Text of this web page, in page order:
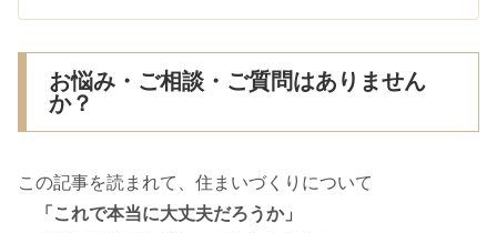
お悩み・ご相談・ご質問はありません
か？
この記事を読まれて、住まいづくりについて
「これで本当に大丈夫だろうか」